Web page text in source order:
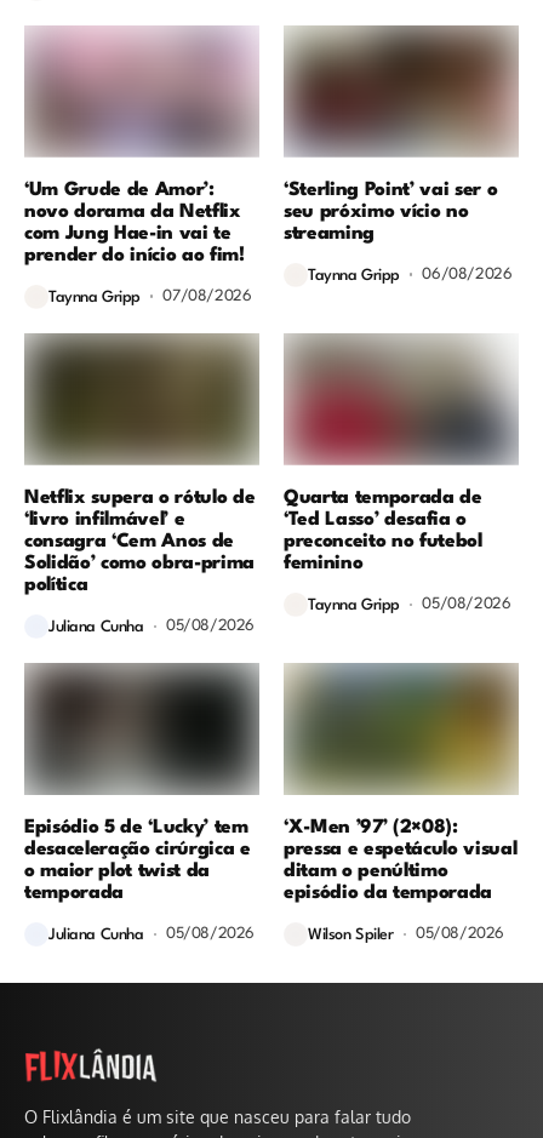
‘Um Grude de Amor’:
novo dorama da Netflix
com Jung Hae-in vai te
prender do início ao fim!
Taynna Gripp 07/08/2026
‘Sterling Point’ vai ser o
seu próximo vício no
streaming
Taynna Gripp 06/08/2026
Netflix supera o rótulo de
‘livro infilmável’ e
consagra ‘Cem Anos de
Solidão’ como obra-prima
política
Juliana Cunha 05/08/2026
Quarta temporada de
‘Ted Lasso’ desafia o
preconceito no futebol
feminino
Taynna Gripp 05/08/2026
Episódio 5 de ‘Lucky’ tem
desaceleração cirúrgica e
o maior plot twist da
temporada
Juliana Cunha 05/08/2026
‘X-Men ’97’ (2×08):
pressa e espetáculo visual
ditam o penúltimo
episódio da temporada
Wilson Spiler 05/08/2026
O Flixlândia é um site que nasceu para falar tudo